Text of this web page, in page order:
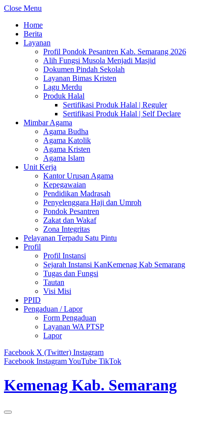
Close Menu
Home
Berita
Layanan
Profil Pondok Pesantren Kab. Semarang 2026
Alih Fungsi Musola Menjadi Masjid
Dokumen Pindah Sekolah
Layanan Bimas Kristen
Lagu Merdu
Produk Halal
Sertifikasi Produk Halal | Reguler
Sertifikasi Produk Halal | Self Declare
Mimbar Agama
Agama Budha
Agama Katolik
Agama Kristen
Agama Islam
Unit Kerja
Kantor Urusan Agama
Kepegawaian
Pendidikan Madrasah
Penyelenggara Haji dan Umroh
Pondok Pesantren
Zakat dan Wakaf
Zona Integritas
Pelayanan Terpadu Satu Pintu
Profil
Profil Instansi
Sejarah Instansi KanKemenag Kab Semarang
Tugas dan Fungsi
Tautan
Visi Misi
PPID
Pengaduan / Lapor
Form Pengaduan
Layanan WA PTSP
Lapor
Facebook X (Twitter) Instagram
Facebook InstagramYouTube TikTok
Kemenag Kab. Semarang